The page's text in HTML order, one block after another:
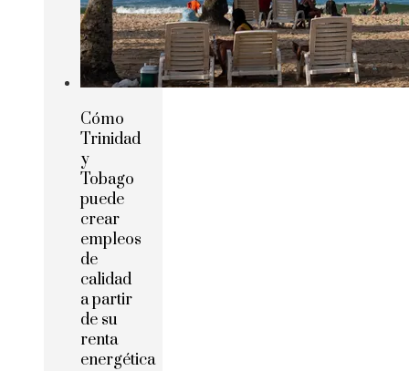
Cómo
Trinidad
y
Tobago
puede
crear
empleos
de
calidad
a partir
de su
renta
energética